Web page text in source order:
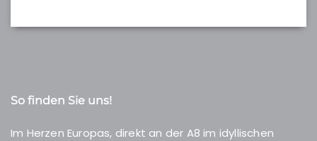
So finden Sie uns!
Im Herzen Europas, direkt an der A8 im idyllischen